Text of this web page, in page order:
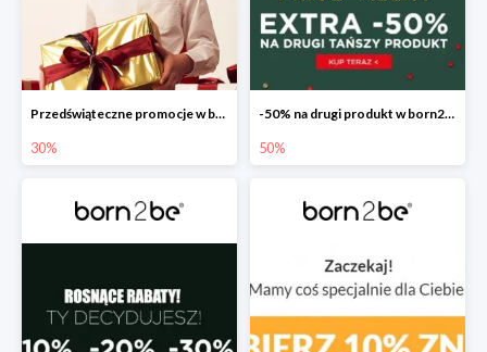
Przedświąteczne promocje w born2be do -30%
30%
-50% na drugi produkt w born2be
50%